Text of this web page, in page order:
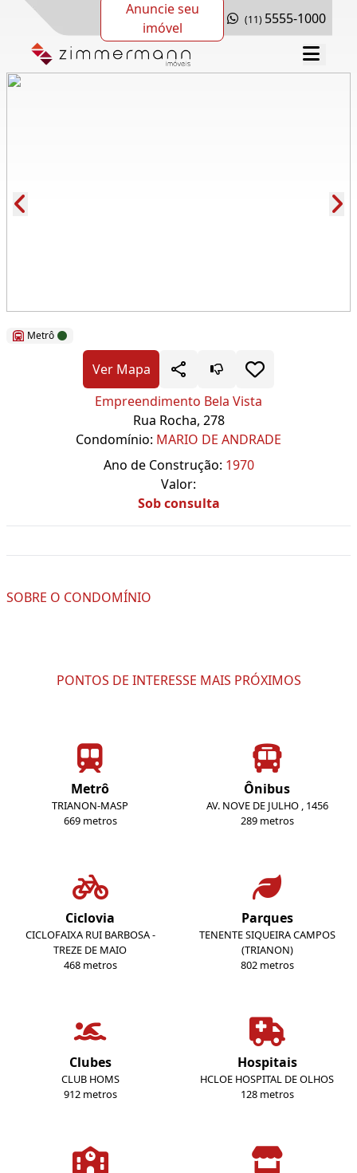
Anuncie seu
imóvel
(11) 5555-1000
Metrô
Ver Mapa
Empreendimento Bela Vista
Rua Rocha, 278
Condomínio: MARIO DE ANDRADE
Ano de Construção: 1970
Valor:
Sob consulta
SOBRE O CONDOMÍNIO
PONTOS DE INTERESSE MAIS PRÓXIMOS
Metrô
TRIANON-MASP
669 metros
Ônibus
AV. NOVE DE JULHO , 1456
289 metros
Ciclovia
CICLOFAIXA RUI BARBOSA -
TREZE DE MAIO
468 metros
Parques
TENENTE SIQUEIRA CAMPOS
(TRIANON)
802 metros
Clubes
CLUB HOMS
912 metros
Hospitais
HCLOE HOSPITAL DE OLHOS
128 metros